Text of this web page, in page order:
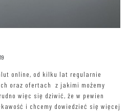
online, od kilku lat regularnie
oraz ofertach z jakimi możemy
więc się dziwić, że w pewien
i chcemy dowiedzieć się więcej